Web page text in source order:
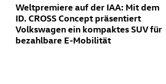
Weltpremiere auf der IAA: Mit dem
ID. CROSS Conceptpräsentiert
Volkswagen ein kompaktes SUV für
bezahlbare E-Mobilität